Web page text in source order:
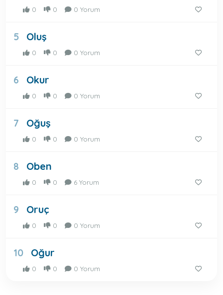
0 0 0 Yorum
5 Oluş
0 0 0 Yorum
6 Okur
0 0 0 Yorum
7 Oğuş
0 0 0 Yorum
8 Oben
0 0 6 Yorum
9 Oruç
0 0 0 Yorum
10 Oğur
0 0 0 Yorum